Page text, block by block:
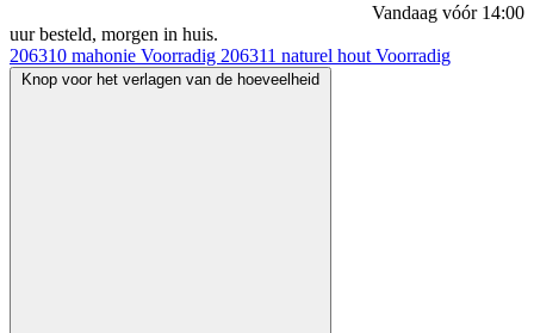
Vandaag vóór 14:00
uur besteld, morgen in huis.
206310 mahonie Voorradig 206311 naturel hout Voorradig
Knop voor het verlagen van de hoeveelheid